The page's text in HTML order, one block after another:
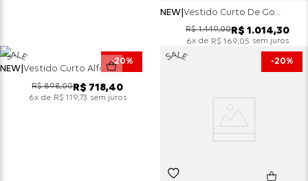
NEW Vestido Curto De Gola Amarrado Em Alfaiataria - Preto
R$ 1.449,00R$ 1 .014,30
6x de R$ 169,05 sem juros
20%
NEW Vestido Curto Alfaiataria Decote Coração E Cinto - Preto
R$ 898,00R$ 718,40
6x de R$ 119,73 sem juros
20%